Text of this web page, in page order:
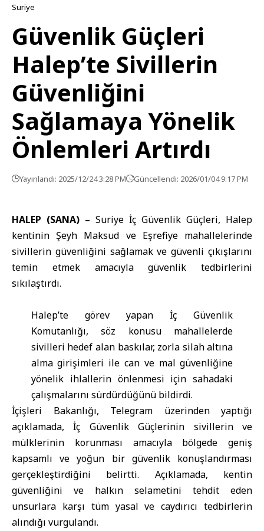
Suriye
Güvenlik Güçleri
Halep’te Sivillerin
Güvenliğini
Sağlamaya Yönelik
Önlemleri Artırdı
Yayınlandı: 2025/12/24 3:28 PM Güncellendi: 2026/01/04 9:17 PM
HALEP (SANA) – Suriye İç Güvenlik Güçleri, Halep
kentinin Şeyh Maksud ve Eşrefiye mahallelerinde
sivillerin güvenliğini sağlamak ve güvenli çıkışlarını
temin etmek amacıyla güvenlik tedbirlerini
sıkılaştırdı.
Halep’te görev yapan İç Güvenlik
Komutanlığı, söz konusu mahallelerde
sivilleri hedef alan baskılar, zorla silah altına
alma girişimleri ile can ve mal güvenliğine
yönelik ihlallerin önlenmesi için sahadaki
çalışmalarını sürdürdüğünü bildirdi.
İçişleri Bakanlığı, Telegram üzerinden yaptığı
açıklamada, İç Güvenlik Güçlerinin sivillerin ve
mülklerinin korunması amacıyla bölgede geniş
kapsamlı ve yoğun bir güvenlik konuşlandırması
gerçekleştirdiğini belirtti. Açıklamada, kentin
güvenliğini ve halkın selametini tehdit eden
unsurlara karşı tüm yasal ve caydırıcı tedbirlerin
alındığı vurgulandı.